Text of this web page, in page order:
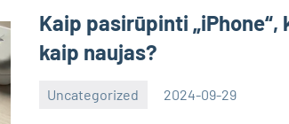
Kaip pasirūpinti „iPhone“,
kaip naujas?
Uncategorized 2024-09-29
Inovacijos